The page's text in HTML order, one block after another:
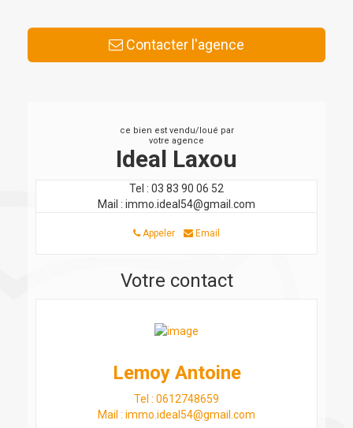
Contacter l'agence
ce bien est vendu/loué par
votre agence
Ideal Laxou
Tel : 03 83 90 06 52
Mail : immo.ideal54@gmail.com
Appeler Email
Votre contact
Lemoy Antoine
Tel : 0612748659
Mail : immo.ideal54@gmail.com